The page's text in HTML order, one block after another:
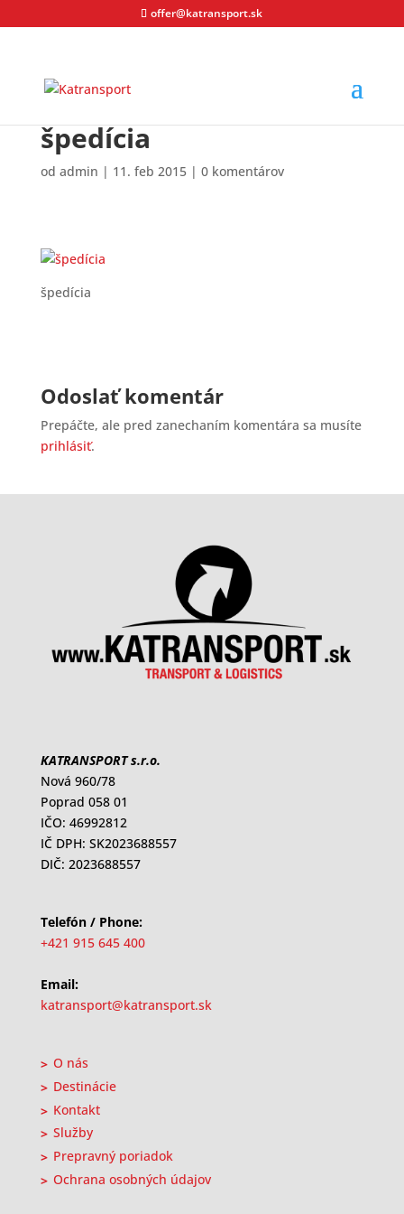
offer@katransport.sk
špedícia
od admin | 11. feb 2015| 0 komentárov
špedícia
Odoslať komentár
Prepáčte, ale pred zanechaním komentára sa musíte
prihlásiť.
KATRANSPORT s.r.o.
Nová 960/78
Poprad 058 01
IČO: 46992812
IČ DPH: SK2023688557
DIČ: 2023688557
Telefón / Phone:
+421 915 645 400
Email:
katransport@katransport.sk
O nás
Destinácie
Kontakt
Služby
Prepravný poriadok
Ochrana osobných údajov